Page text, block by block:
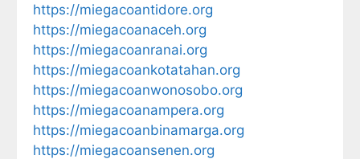
https://miegacoantidore.org
https://miegacoanaceh.org
https://miegacoanranai.org
https://miegacoankotatahan.org
https://miegacoanwonosobo.org
https://miegacoanampera.org
https://miegacoanbinamarga.org
https://miegacoansenen.org